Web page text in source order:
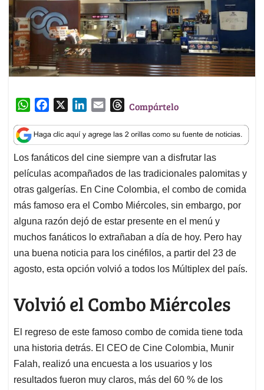
W
a
t
s
A
p
p
c
e
b
o
o
k
n
k
e
d
I
n
a
i
l
T
r
e
a
d
s
Compártelo
Los fanáticos del cine siempre van a disfrutar las
películas acompañados de las tradicionales palomitas y
otras galgerías. En Cine Colombia, el combo de comida
más famoso era el Combo Miércoles, sin embargo, por
alguna razón dejó de estar presente en el menú y
muchos fanáticos lo extrañaban a día de hoy. Pero hay
una buena noticia para los cinéfilos, a partir del 23 de
agosto, esta opción volvió a todos los Múltiplex del país.
Volvió el Combo Miércoles
El regreso de este famoso combo de comida tiene toda
una historia detrás. El CEO de Cine Colombia, Munir
Falah, realizó una encuesta a los usuarios y los
resultados fueron muy claros, más del 60 % de los